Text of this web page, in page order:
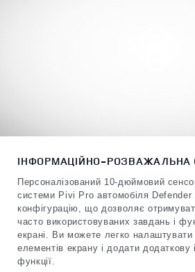
ІНФОРМАЦІЙНО-РОЗВАЖАЛЬНА
Персоналізований 10-дюймовий
системи Pivi Pro автомобіля Defender
конфігурацію, що дозволяє
часто використовуваних завдань і
екрані. Ви можете легко налаштувати
елементів екрану і додати
функції.